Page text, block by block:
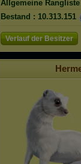
Allgemeine Rangliste
Bestand : 10.313.151
Verlauf der Besitzer